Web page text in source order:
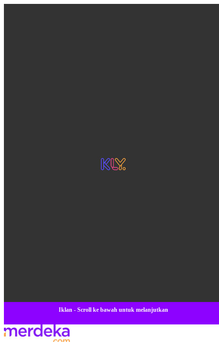
Iklan - Scroll ke bawah untuk melanjutkan